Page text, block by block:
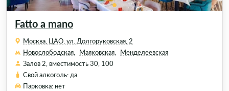
Fatto a mano
Москва, ЦАО, ул. Долгоруковская, 2
Новослободская,
Маяковская,
Менделеевская
Залов 2, вместимость 30, 100
Свой алкоголь: да
Парковка: нет